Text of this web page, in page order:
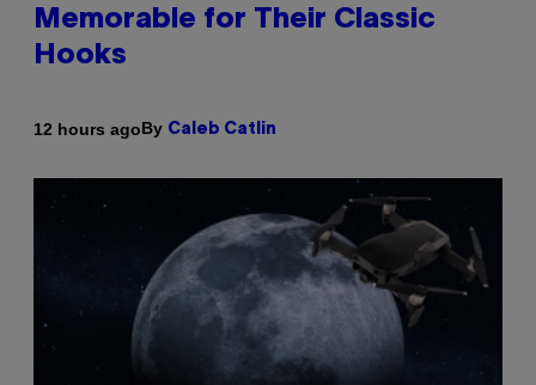
Memorable for Their Classic
Hooks
12 hours agoBy Caleb Catlin